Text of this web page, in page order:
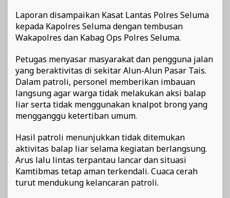
Laporan disampaikan Kasat Lantas Polres Seluma
kepada Kapolres Seluma dengan tembusan
Wakapolres dan Kabag Ops Polres Seluma.
Petugas menyasar masyarakat dan pengguna jalan
yang beraktivitas di sekitar Alun-Alun Pasar Tais.
Dalam patroli, personel memberikan imbauan
langsung agar warga tidak melakukan aksi balap
liar serta tidak menggunakan knalpot brong yang
mengganggu ketertiban umum.
Hasil patroli menunjukkan tidak ditemukan
aktivitas balap liar selama kegiatan berlangsung.
Arus lalu lintas terpantau lancar dan situasi
Kamtibmas tetap aman terkendali. Cuaca cerah
turut mendukung kelancaran patroli.